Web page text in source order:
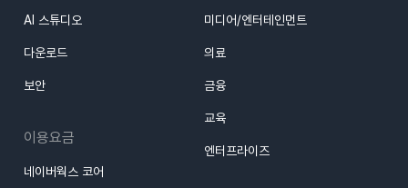
AI 스튜디오
다운로드
보안
이용요금
네이버웍스 코어
미디어/엔터테인먼트
의료
금융
교육
엔터프라이즈